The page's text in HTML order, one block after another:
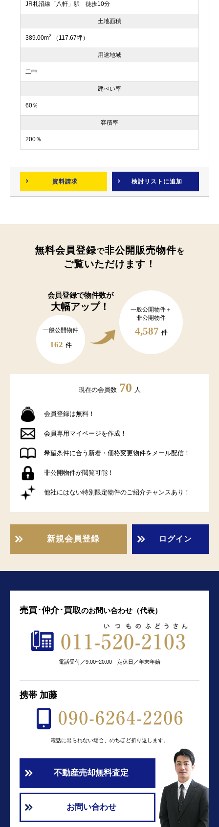
JR札沼線「八軒」駅 徒歩10分
土地面積
389.00m2 （117.67坪）
用途地域
二中
建ぺい率
60％
容積率
200％
資料請求 検討リスト に追加
無料会員登録で非公開販売物件を
ご覧いただけます！
会員登録で物件数が
大幅アップ！
一般公開物件
162 件
一般公開物件＋
非公開物件
4,587 件
現在の会員数 70 人
会員登録は無料！
会員専用マイページを作成！
希望条件に合う新着・価格変更物件をメール配信！
非公開物件が閲覧可能！
他社にはない特別限定物件のご紹介チャンスあり！
新規会員登録 ログイン
売買･仲介･買取のお問い合わせ（代表）
電話受付／9:00~20:00 定休日／年末年始
携帯 加藤
電話に出られない場合、のちほど折り返します。
不動産売却無料査定
お問い合わせ